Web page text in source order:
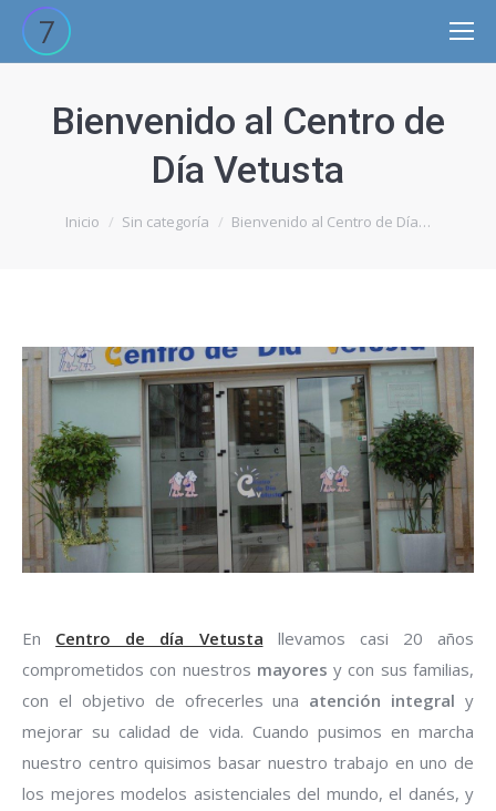
Site
search:
Bienvenido al Centro de
Día Vetusta
Estás aquí:
Inicio Sin categoría Bienvenido al Centro de Día…
En Centro de día Vetusta llevamos casi 20 años
comprometidos con nuestros mayores y con sus familias,
con el objetivo de ofrecerles una atención integral y
mejorar su calidad de vida. Cuando pusimos en marcha
nuestro centro quisimos basar nuestro trabajo en uno de
los mejores modelos asistenciales del mundo, el danés, y